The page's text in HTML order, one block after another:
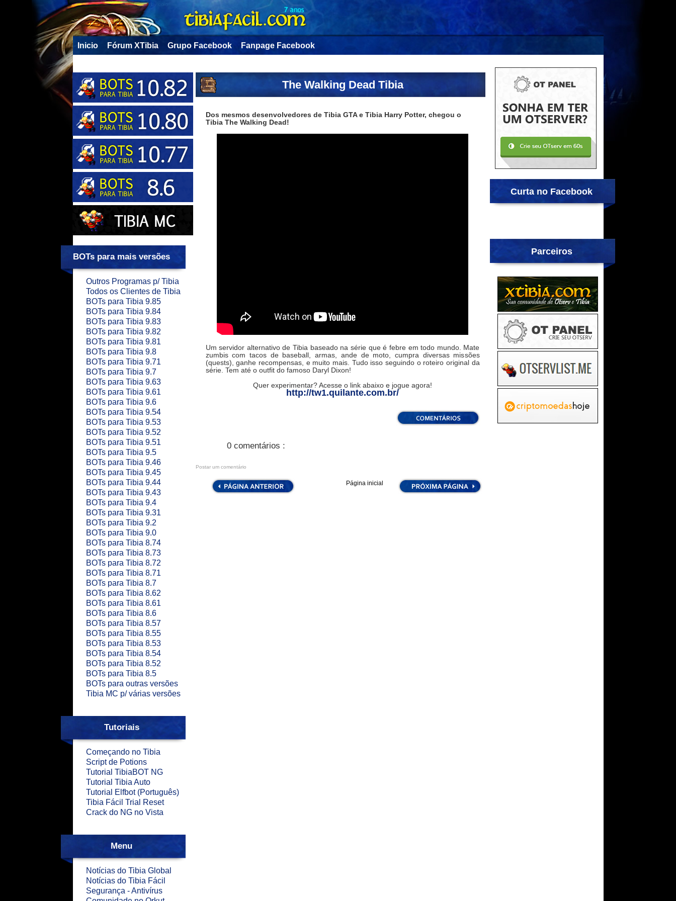
Inicio Fórum XTibia Grupo Facebook Fanpage Facebook
BOTs para mais versões
Outros Programas p/ Tibia
Todos os Clientes de Tibia
BOTs para Tibia 9.85
BOTs para Tibia 9.84
BOTs para Tibia 9.83
BOTs para Tibia 9.82
BOTs para Tibia 9.81
BOTs para Tibia 9.8
BOTs para Tibia 9.71
BOTs para Tibia 9.7
BOTs para Tibia 9.63
BOTs para Tibia 9.61
BOTs para Tibia 9.6
BOTs para Tibia 9.54
BOTs para Tibia 9.53
BOTs para Tibia 9.52
BOTs para Tibia 9.51
BOTs para Tibia 9.5
BOTs para Tibia 9.46
BOTs para Tibia 9.45
BOTs para Tibia 9.44
BOTs para Tibia 9.43
BOTs para Tibia 9.4
BOTs para Tibia 9.31
BOTs para Tibia 9.2
BOTs para Tibia 9.0
BOTs para Tibia 8.74
BOTs para Tibia 8.73
BOTs para Tibia 8.72
BOTs para Tibia 8.71
BOTs para Tibia 8.7
BOTs para Tibia 8.62
BOTs para Tibia 8.61
BOTs para Tibia 8.6
BOTs para Tibia 8.57
BOTs para Tibia 8.55
BOTs para Tibia 8.53
BOTs para Tibia 8.54
BOTs para Tibia 8.52
BOTs para Tibia 8.5
BOTs para outras versões
Tibia MC p/ várias versões
Tutoriais
Começando no Tibia
Script de Potions
Tutorial TibiaBOT NG
Tutorial Tibia Auto
Tutorial Elfbot (Português)
Tibia Fácil Trial Reset
Crack do NG no Vista
Menu
Notícias do Tibia Global
Notícias do Tibia Fácil
Segurança - Antivírus
The Walking Dead Tibia
Dos mesmos desenvolvedores de Tibia GTA e Tibia Harry Potter, chegou o
Tibia The Walking Dead!
Um servidor alternativo de Tibia baseado na série que é febre em todo mundo. Mate
zumbis com tacos de baseball, armas, ande de moto, cumpra diversas missões
(quests), ganhe recompensas, e muito mais. Tudo isso seguindo o roteiro original da
série. Tem até o outfit do famoso Daryl Dixon!
Quer experimentar? Acesse o link abaixo e jogue agora!
http://tw1.quilante.com.br/
0 comentários :
Postar um comentário
Página inicial
Curta no Facebook
Parceiros